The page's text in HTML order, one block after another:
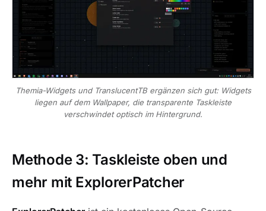
Themia-Widgets und TranslucentTB ergänzen sich gut: Widgets
liegen auf dem Wallpaper, die transparente Taskleiste
verschwindet optisch im Hintergrund.
Methode 3: Taskleiste oben und
mehr mit ExplorerPatcher